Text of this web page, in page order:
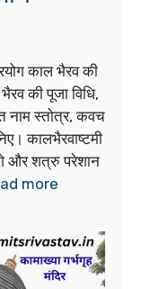
काल भैरव की
की पूजा विधि,
नाम स्तोत्र, कवच
कालभैरवाष्टमी
और शत्रु परेशान
more